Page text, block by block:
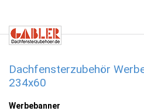
Dachfensterzubehör
234x60
Werbebanner